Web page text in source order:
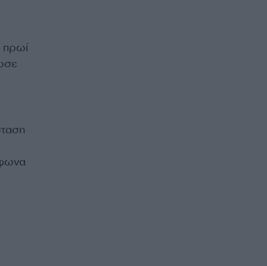
πρωί